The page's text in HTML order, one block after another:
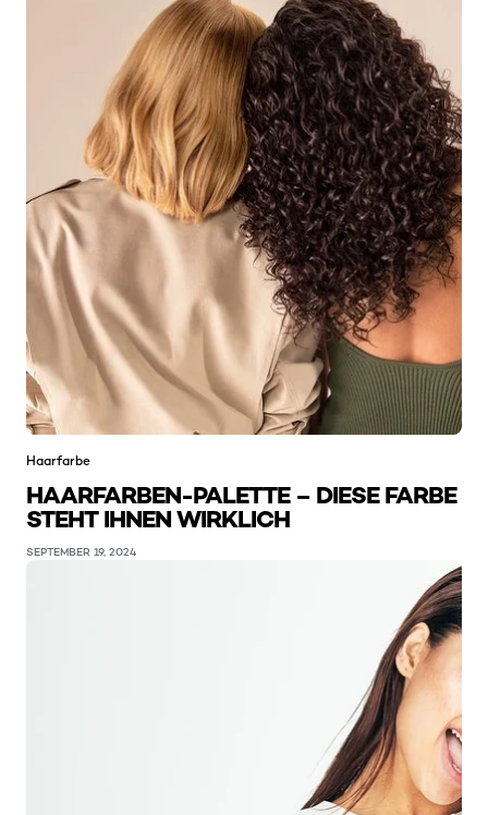
Haarfarbe
HAARFARBEN-PALETTE – DIESE FARBE
STEHT IHNEN WIRKLICH
SEPTEMBER 19, 2024